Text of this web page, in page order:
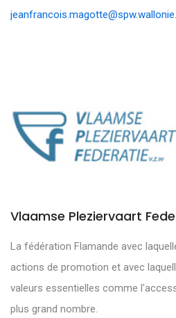
Vlaamse Pleziervaart
La fédération Flamande avec
actions de promotion et avec
valeurs essentielles comme
plus grand nombre.